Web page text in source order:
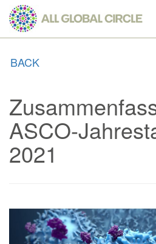
Skip
main
content
BACK
ASCO-
2021